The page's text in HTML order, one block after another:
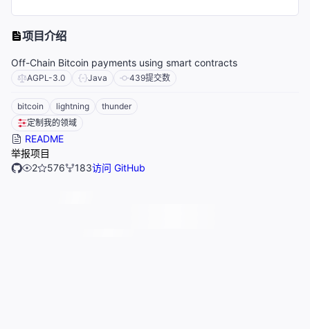
项目介绍
Off-Chain Bitcoin payments using smart contracts
AGPL-3.0 Java 439提交数
bitcoin lightning
thunder
定制我的领域
README
举报项目
2
576 183访问 GitHub